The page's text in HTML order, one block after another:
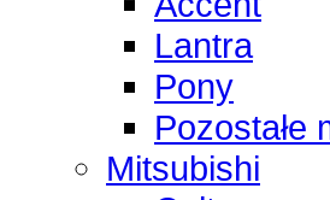
Lantra
Pony
Pozostałe
Mitsubishi